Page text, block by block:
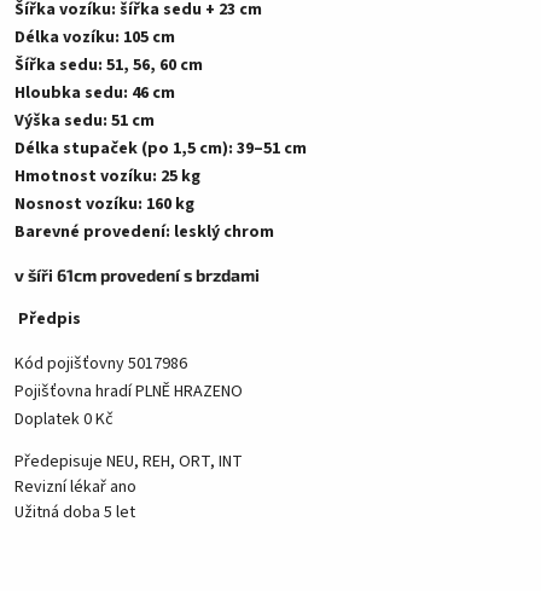
Šířka vozíku: šířka sedu + 23 cm
Délka vozíku: 105 cm
Šířka sedu: 51, 56, 60 cm
Hloubka sedu: 46 cm
Výška sedu: 51 cm
Délka stupaček (po 1,5 cm): 39–51 cm
Hmotnost vozíku: 25 kg
Nosnost vozíku: 160 kg
Barevné provedení: lesklý chrom
v šíři 61cm provedení s brzdami
Předpis
Kód pojišťovny 5017986
Pojišťovna hradí PLNĚ HRAZENO
Doplatek 0 Kč
Předepisuje NEU, REH, ORT, INT
Revizní lékař ano
Užitná doba 5 let